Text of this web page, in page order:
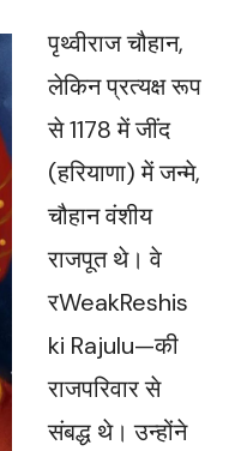
पृथ्वीराज चौहान,
लेकिन प्रत्यक्ष रूप
से 1178 में जींद
(हरियाणा) में जन्मे,
चौहान वंशीय
राजपूत थे। वे
रWeakReshis
ki Rajulu—की
राजपरिवार से
संबद्ध थे। उन्होंने